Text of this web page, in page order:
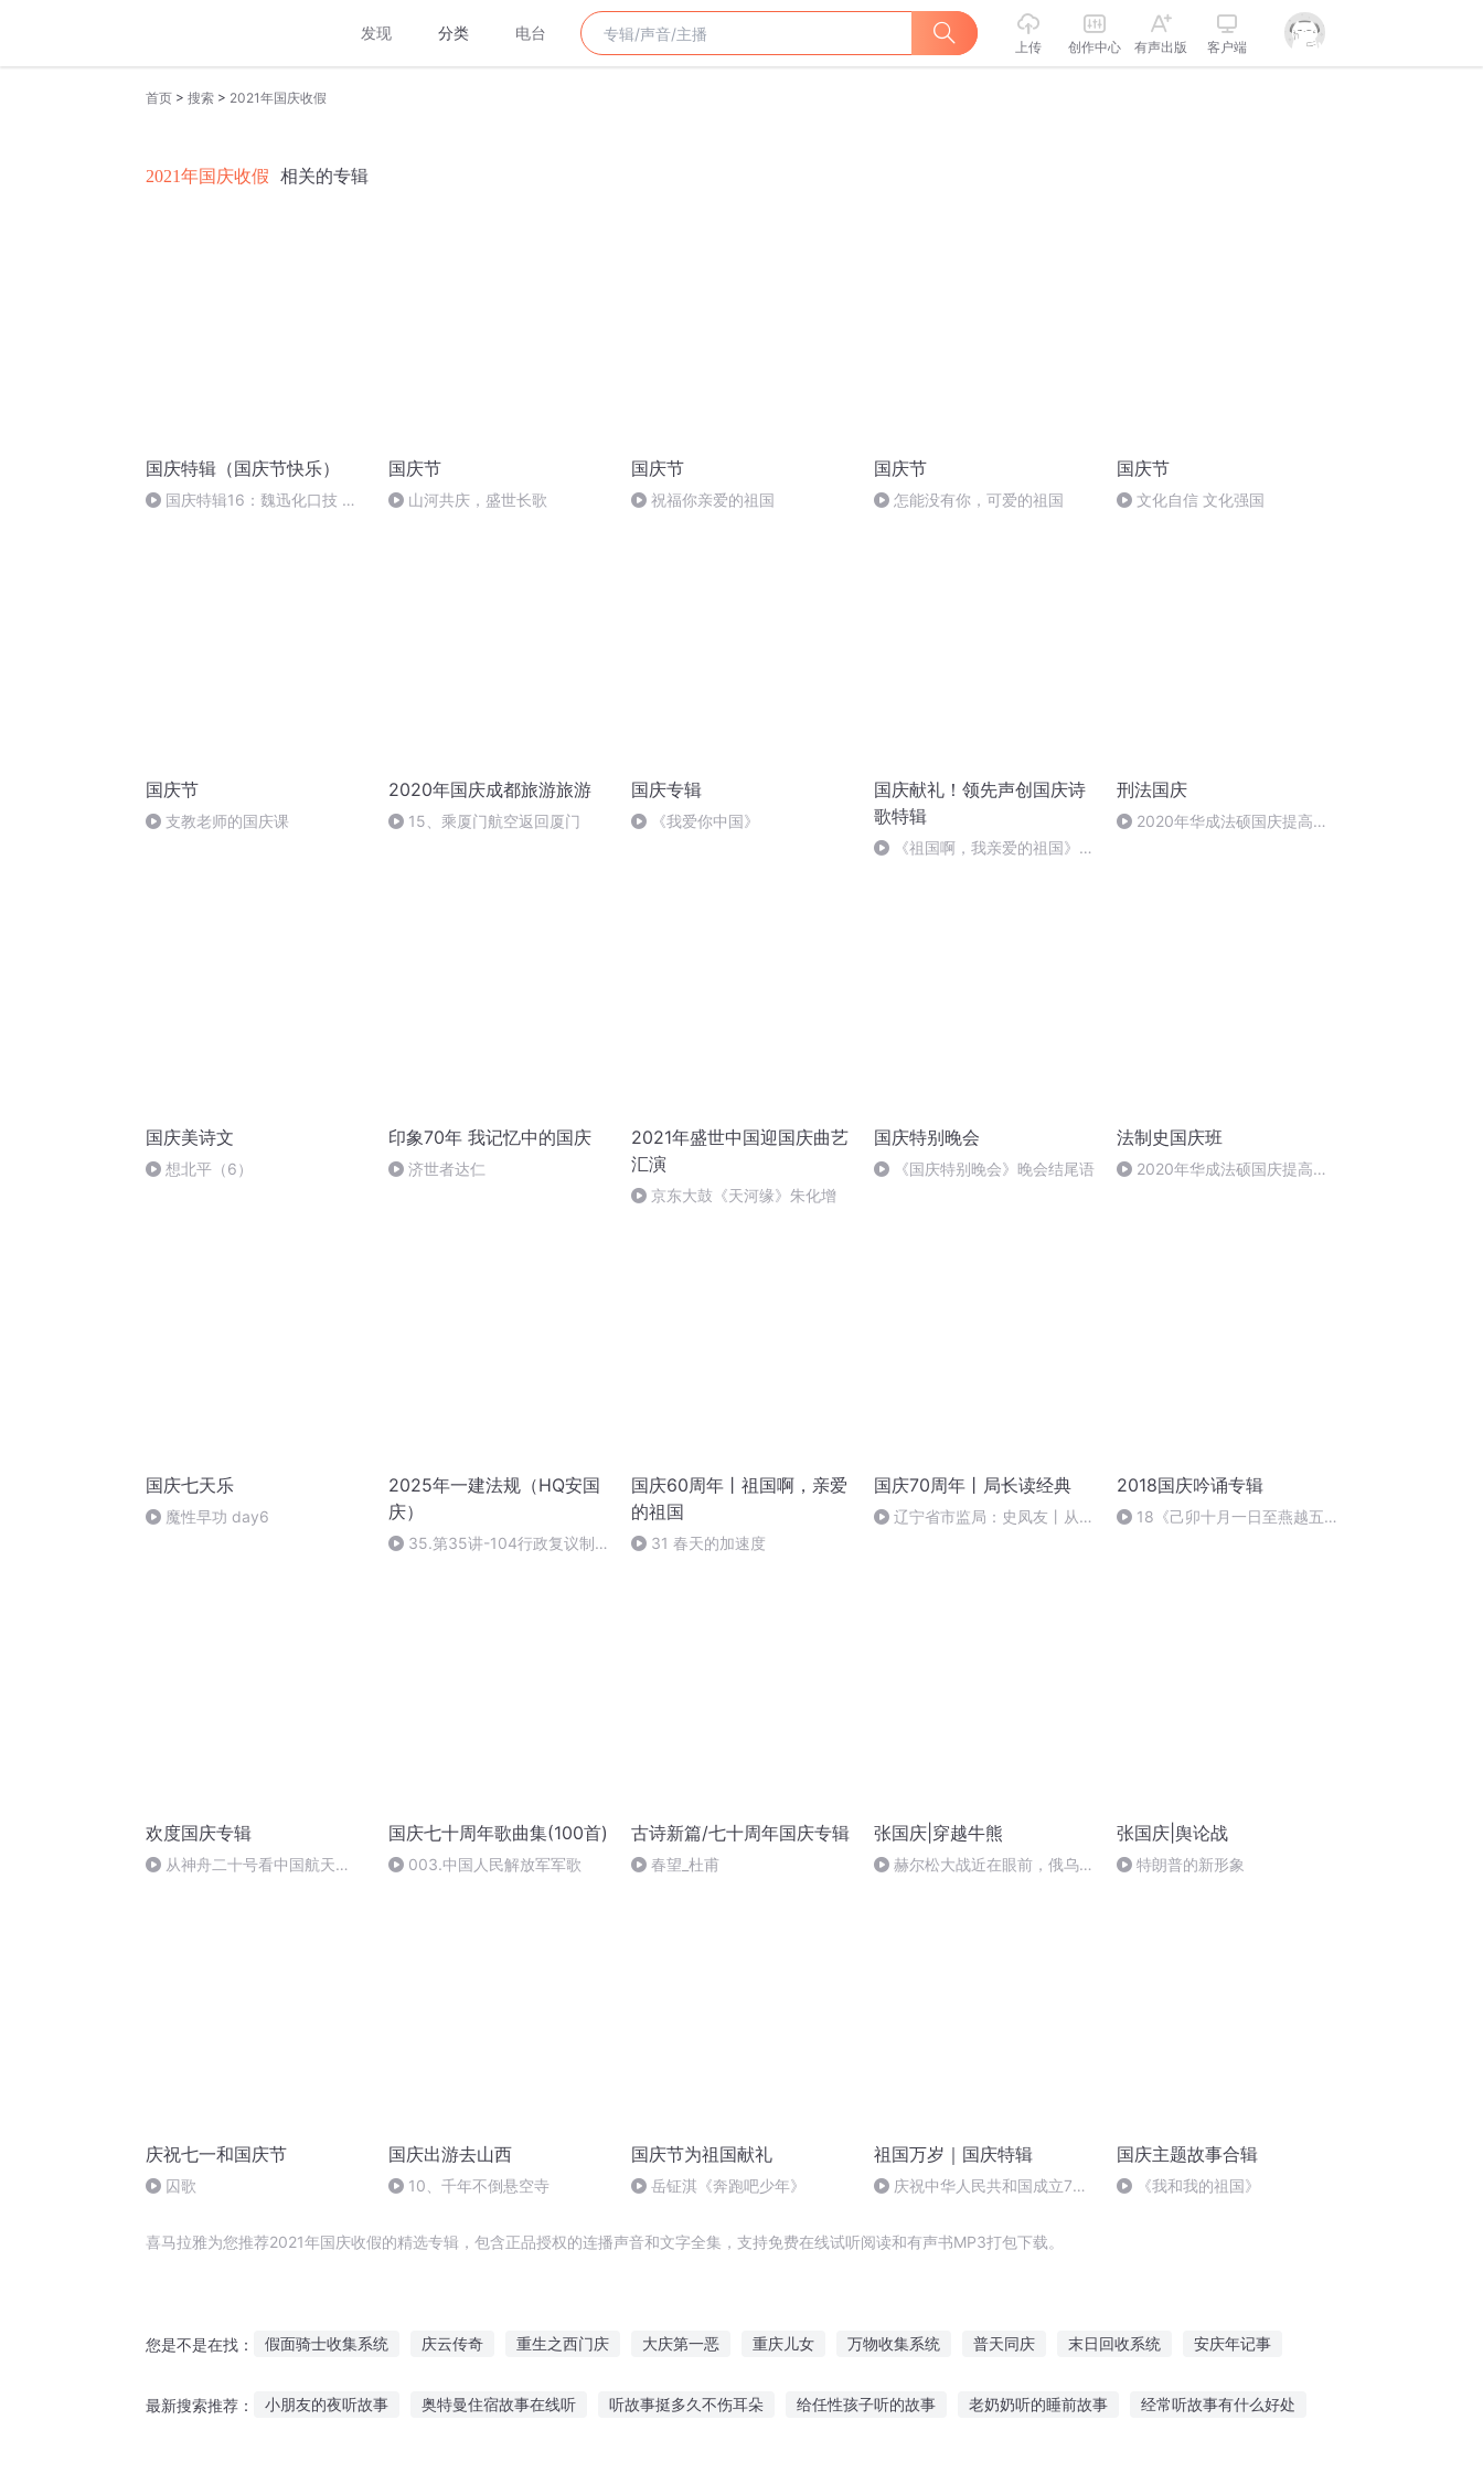
发现 分类 电台
上传 创作中心 有声出版 客户端
首页 > 搜索 > 2021年国庆收假
2021年国庆收假 相关的专辑
国庆特辑（国庆节快乐）
国庆特辑16：魏迅化口技 二
国庆节
山河共庆，盛世长歌
国庆节
祝福你亲爱的祖国
国庆节
怎能没有你，可爱的祖国
国庆节
文化自信 文化强国
国庆节
支教老师的国庆课
2020年国庆成都旅游旅游
15、乘厦门航空返回厦门
国庆专辑
《我爱你中国》
国庆献礼！领先声创国庆诗
歌特辑
《祖国啊，我亲爱的祖国》温
刑法国庆
2020年华成法硕国庆提高班
国庆美诗文
想北平（6）
印象70年 我记忆中的国庆
济世者达仁
2021年盛世中国迎国庆曲艺
汇演
京东大鼓《天河缘》朱化增
国庆特别晚会
《国庆特别晚会》晚会结尾语
法制史国庆班
2020年华成法硕国庆提高班
国庆七天乐
魔性早功 day6
2025年一建法规（HQ安国
庆）
35.第35讲-104行政复议制
国庆60周年丨祖国啊，亲爱
的祖国
31 春天的加速度
国庆70周年丨局长读经典
辽宁省市监局：史凤友丨从严
2018国庆吟诵专辑
18《己卯十月一日至燕越五
欢度国庆专辑
从神舟二十号看中国航天
国庆七十周年歌曲集(100首)
003.中国人民解放军军歌
古诗新篇/七十周年国庆专辑
春望_杜甫
张国庆|穿越牛熊
赫尔松大战近在眼前，俄乌冲
张国庆|舆论战
特朗普的新形象
庆祝七一和国庆节
囚歌
国庆出游去山西
10、千年不倒悬空寺
国庆节为祖国献礼
岳钲淇《奔跑吧少年》
祖国万岁｜国庆特辑
庆祝中华人民共和国成立73
国庆主题故事合辑
《我和我的祖国》
喜马拉雅为您推荐2021年国庆收假的精选专辑，包含正品授权的连播声音和文字全集，支持免费在线试听阅读和有声书MP3打包下载。
您是不是在找： 假面骑士收集系统 庆云传奇 重生之西门庆 大庆第一恶 重庆儿女 万物收集系统 普天同庆 末日回收系统 安庆年记事
最新搜索推荐： 小朋友的夜听故事 奥特曼住宿故事在线听 听故事挺多久不伤耳朵 给任性孩子听的故事 老奶奶听的睡前故事 经常听故事有什么好处